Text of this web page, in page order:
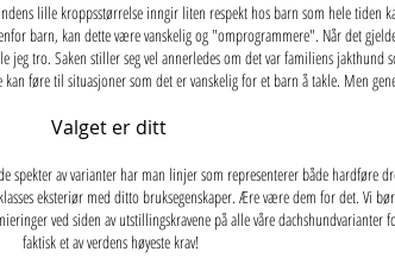
lille kroppsstørrelse inngir liten respekt hos barn som hele tiden
barn, kan dette være vanskelig og "omprogrammere". Når det
tro. Saken stiller seg vel annerledes om det var familiens jakthund
føre til situasjoner som det er vanskelig for et barn å takle. Men
Valget er ditt
spekter av varianter har man linjer som representerer både hardføre
eksteriør med ditto bruksegenskaper. Ære være dem for det. Vi
ved siden av utstillingskravene på alle våre dachshundvarianter
faktisk et av verdens høyeste krav!